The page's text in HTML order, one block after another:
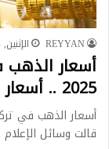
REYYAN الإثنين, 28 يوليو, 2025
2025 .. أسعار محدثة
قالت وسائل